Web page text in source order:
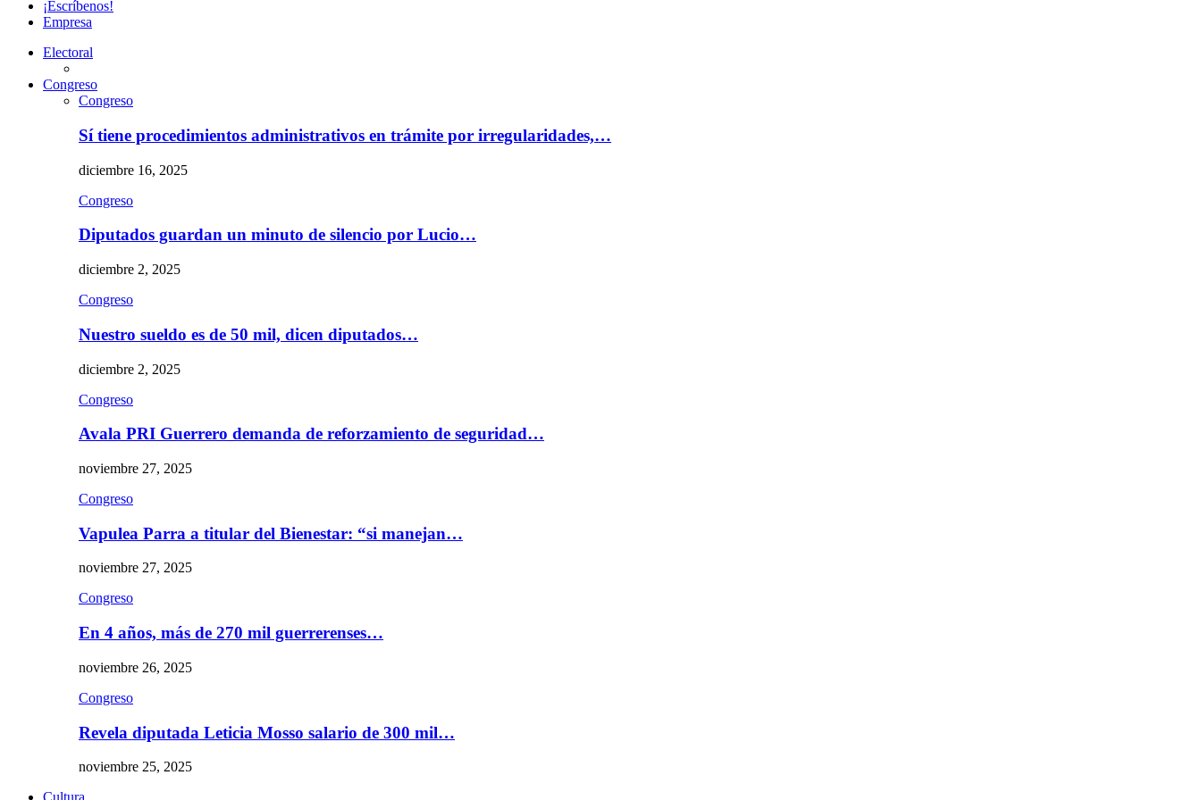
¡Escríbenos!
Empresa
Electoral
Congreso
Congreso
Sí tiene procedimientos administrativos en trámite por irregularidades,…
diciembre 16, 2025
Congreso
Diputados guardan un minuto de silencio por Lucio…
diciembre 2, 2025
Congreso
Nuestro sueldo es de 50 mil, dicen diputados…
diciembre 2, 2025
Congreso
Avala PRI Guerrero demanda de reforzamiento de seguridad…
noviembre 27, 2025
Congreso
Vapulea Parra a titular del Bienestar: “si manejan…
noviembre 27, 2025
Congreso
En 4 años, más de 270 mil guerrerenses…
noviembre 26, 2025
Congreso
Revela diputada Leticia Mosso salario de 300 mil…
noviembre 25, 2025